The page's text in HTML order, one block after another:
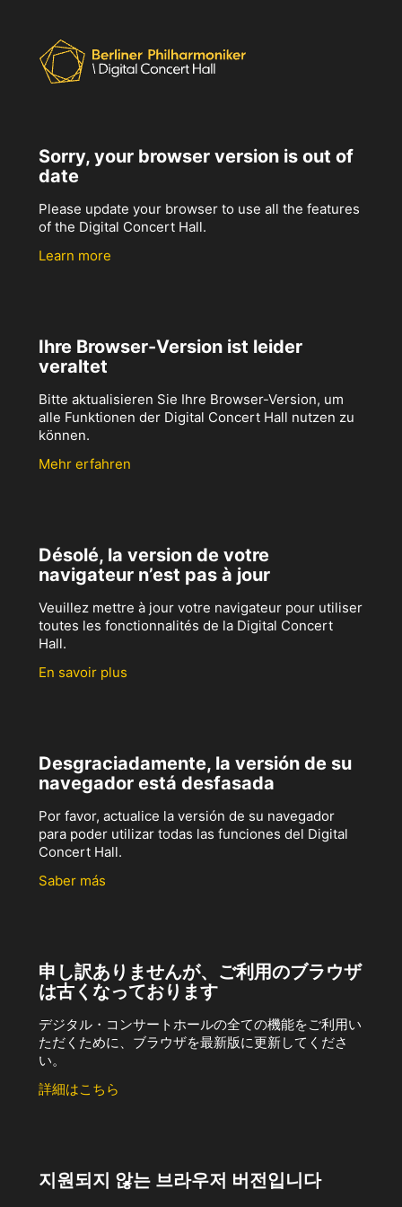
Sorry, your browser version is out of
date
Please update your browser to use all the features
of the Digital Concert Hall.
Learn more
Ihre Browser-Version ist leider
veraltet
Bitte aktualisieren Sie Ihre Browser-Version, um
alle Funktionen der Digital Concert Hall nutzen zu
können.
Mehr erfahren
Désolé, la version de votre
navigateur n’est pas à jour
Veuillez mettre à jour votre navigateur pour utiliser
toutes les fonctionnalités de la Digital Concert
Hall.
En savoir plus
Desgraciadamente, la versión de su
navegador está desfasada
Por favor, actualice la versión de su navegador
para poder utilizar todas las funciones del Digital
Concert Hall.
Saber más
申し訳ありませんが、ご利用のブラウザ
は古くなっております
デジタル・コンサートホールの全ての機能をご利用い
ただくために、ブラウザを最新版に更新してくださ
い。
詳細はこちら
지원되지 않는 브라우저 버전입니다